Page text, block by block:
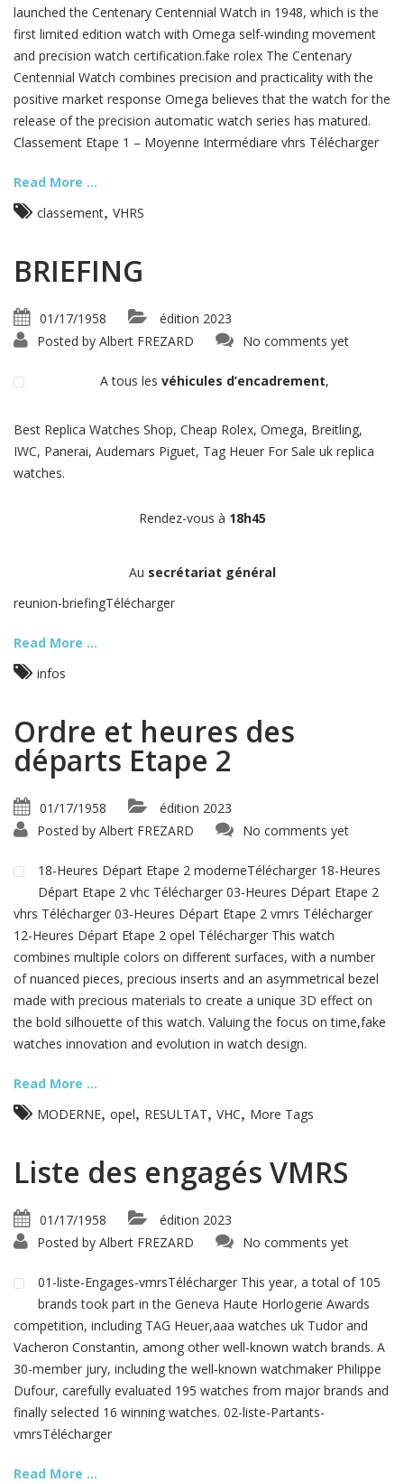
launched the Centenary Centennial Watch in 1948, which is the
first limited edition watch with Omega self-winding movement
and precision watch certification.fake rolex The Centenary
Centennial Watch combines precision and practicality with the
positive market response Omega believes that the watch for the
release of the precision automatic watch series has matured.
Classement Etape 1 – Moyenne Intermédiare vhrs Télécharger
Read More ...
classement, VHRS
BRIEFING
01/17/1958
édition 2023
Posted by Albert FREZARD No comments yet
A tous les véhicules d’encadrement,
Best Replica Watches Shop, Cheap Rolex, Omega, Breitling,
IWC, Panerai, Audemars Piguet, Tag Heuer For Sale uk replica
watches.
Rendez-vous à 18h45
Au secrétariat général
reunion-briefingTélécharger
Read More ...
infos
Ordre et heures des
départs Etape 2
01/17/1958
édition 2023
Posted by Albert FREZARD No comments yet
18-Heures Départ Etape 2 moderneTélécharger 18-Heures
Départ Etape 2 vhc Télécharger 03-Heures Départ Etape 2
vhrs Télécharger 03-Heures Départ Etape 2 vmrs Télécharger
12-Heures Départ Etape 2 opel Télécharger This watch
combines multiple colors on different surfaces, with a number
of nuanced pieces, precious inserts and an asymmetrical bezel
made with precious materials to create a unique 3D effect on
the bold silhouette of this watch. Valuing the focus on time,fake
watches innovation and evolution in watch design.
Read More ...
MODERNE, opel, RESULTAT, VHC, More Tags
Liste des engagés VMRS
01/17/1958
édition 2023
Posted by Albert FREZARD No comments yet
01-liste-Engages-vmrsTélécharger This year, a total of 105
brands took part in the Geneva Haute Horlogerie Awards
competition, including TAG Heuer,aaa watches uk Tudor and
Vacheron Constantin, among other well-known watch brands. A
30-member jury, including the well-known watchmaker Philippe
Dufour, carefully evaluated 195 watches from major brands and
finally selected 16 winning watches. 02-liste-Partants-
vmrsTélécharger
Read More ...